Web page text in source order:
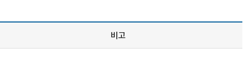
비고